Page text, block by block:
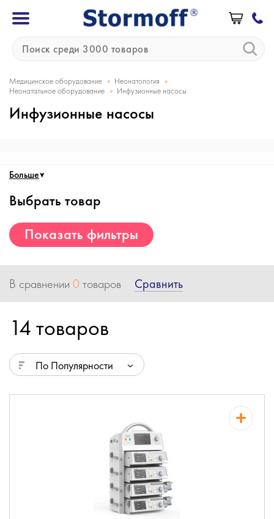
Медицинское оборудование » Неонатология »
Неонатальное оборудование » Инфузионные насосы
Инфузионные насосы
Больше
Выбрать товар
Показать фильтры
В сравнении 0товаров Сравнить
14 товаров
По Популярности